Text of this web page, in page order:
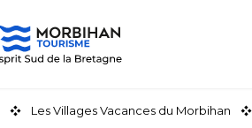
Les Villages Vacances du Morbihan